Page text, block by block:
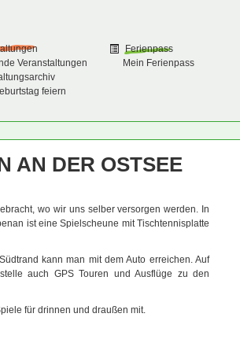
Veranstaltungen
feiern
Ferienpass
Mein Ferienpass
AN DER OSTSEE
wo wir uns selber versorgen werden. In
ist eine Spielscheune mit Tischtennisplatte
kann man mit dem Auto erreichen. Auf
auch GPS Touren und Ausflüge zu den
für drinnen und draußen mit.